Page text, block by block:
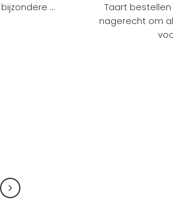
...
Taart
nagerecht om